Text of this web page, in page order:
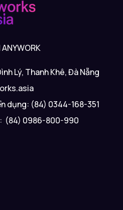
Lý, Thanh Khê, Đà Nẵng
dụng: (84) 0344-168-351
(84) 0986-800-990